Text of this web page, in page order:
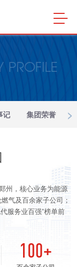
记 集团荣誉 >
州，核心业务为能源
气及百余家子公司；
服务业百强”榜单前
100+